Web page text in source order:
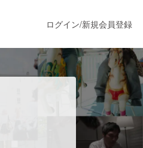
ログイン/新規会員登録